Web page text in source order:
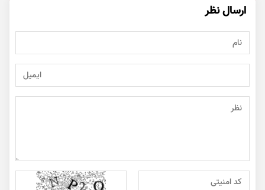
ارسال نظر